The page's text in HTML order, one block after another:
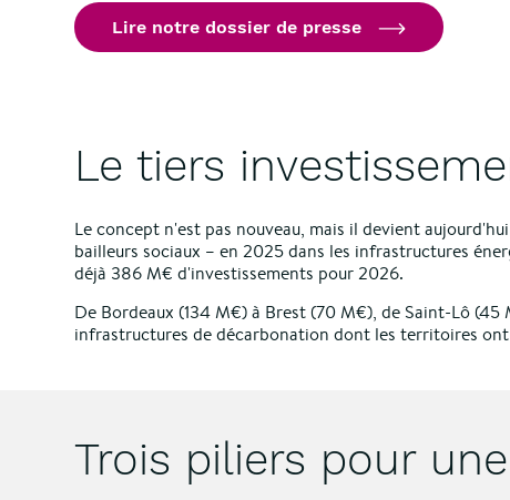
Lire notre dossier de presse
Le tiers
Le concept n'est pas nouveau, mais il devient
bailleurs sociaux – en 2025 dans les infrastructures
déjà 386 M€ d'investissements pour 2026.
De Bordeaux (134 M€) à Brest (70 M€), de Saint-Lô
infrastructures de décarbonation dont les territoires
Trois piliers pour